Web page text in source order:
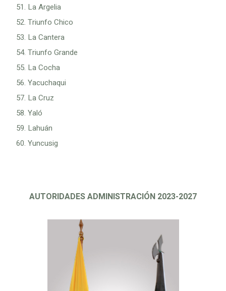
La Argelia
Triunfo Chico
La Cantera
Triunfo Grande
La Cocha
Yacuchaqui
La Cruz
Yaló
Lahuán
Yuncusig
AUTORIDADES ADMINISTRACIÓN 2023-2027